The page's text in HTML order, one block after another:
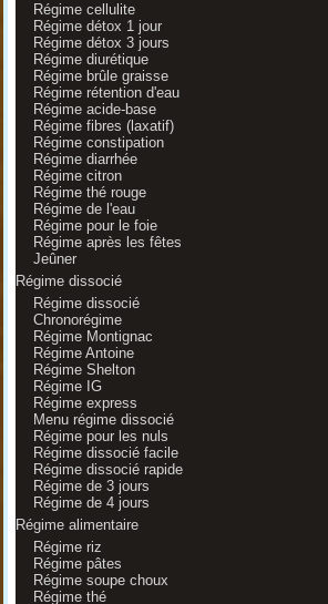
Régime cellulite
Régime détox 1 jour
Régime détox 3 jours
Régime diurétique
Régime brûle graisse
Régime rétention d'eau
Régime acide-base
Régime fibres (laxatif)
Régime constipation
Régime diarrhée
Régime citron
Régime thé rouge
Régime de l'eau
Régime pour le foie
Régime après les fêtes
Jeûner
Régime dissocié
Régime dissocié
Chronorégime
Régime Montignac
Régime Antoine
Régime Shelton
Régime IG
Régime express
Menu régime dissocié
Régime pour les nuls
Régime dissocié facile
Régime dissocié rapide
Régime de 3 jours
Régime de 4 jours
Régime alimentaire
Régime riz
Régime pâtes
Régime soupe choux
Régime thé